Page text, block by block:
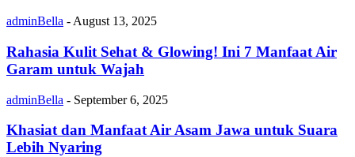
adminBella - August 13, 2025
Rahasia Kulit Sehat & Glowing! Ini 7 Manfaat Air
Garam untuk Wajah
adminBella - September 6, 2025
Khasiat dan Manfaat Air Asam Jawa untuk Suara
Lebih Nyaring